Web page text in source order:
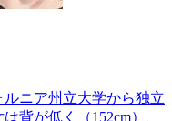
ニア州立大学から独立
背が低く（152cm）、